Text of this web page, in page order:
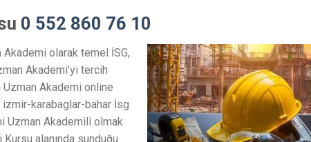
0 552 860 76 10
olarak temel İSG,
Akademi’yi tercih
Uzman Akademi online
karabaglar-bahar İsg
Uzman Akademili olmak
alanında sunduğu